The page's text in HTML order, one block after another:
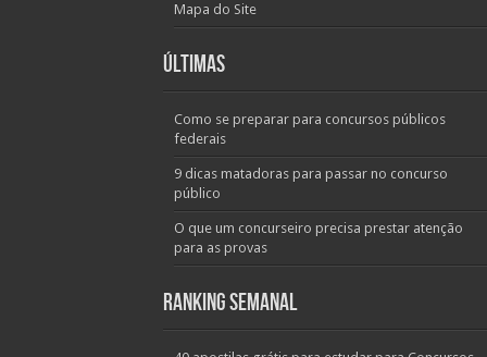
Mapa do Site
Últimas
Como se preparar para concursos públicos
federais
9 dicas matadoras para passar no concurso
público
O que um concurseiro precisa prestar atenção
para as provas
Ranking Semanal